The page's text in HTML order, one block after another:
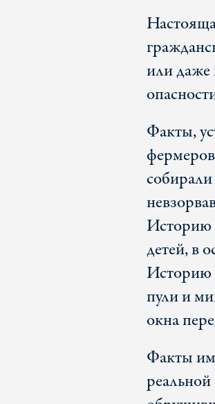
или даже
Факты,
Историю
детей, в
Историю
пули и
окна
Факты